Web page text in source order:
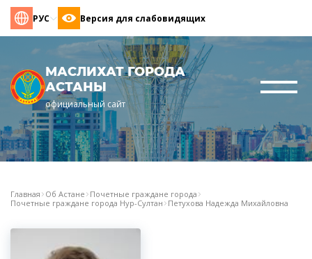
РУС Версия для слабовидящих
МАСЛИХАТ ГОРОДА
АСТАНЫ
официальный сайт
Главная Об Астане Почетные граждане города
Почетные граждане города Нур-Султан Петухова Надежда Михайловна